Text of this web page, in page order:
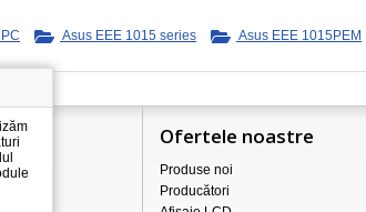
Asus EEE 1015 series Asus EEE 1015PEM
Ofertele noastre
Produse noi
Producători